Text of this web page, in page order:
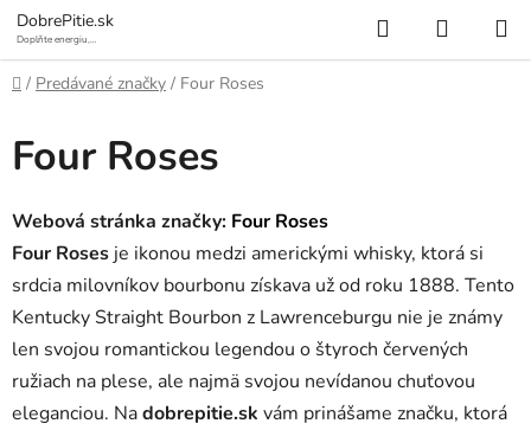
Prejsť
na
obsah
DobrePitie.sk
Doplňte energiu,
Hľadať
KOŠÍK
Domov
/ Predávané značky / Four Roses
Four Roses
Webová stránka značky: Four Roses
Four Roses je ikonou medzi americkými whisky, ktorá si
srdcia milovníkov bourbonu získava už od roku 1888. Tento
Kentucky Straight Bourbon z Lawrenceburgu nie je známy
len svojou romantickou legendou o štyroch červených
ružiach na plese, ale najmä svojou nevídanou chuťovou
eleganciou. Nadobrepitie.sk vám prinášame značku, ktorá